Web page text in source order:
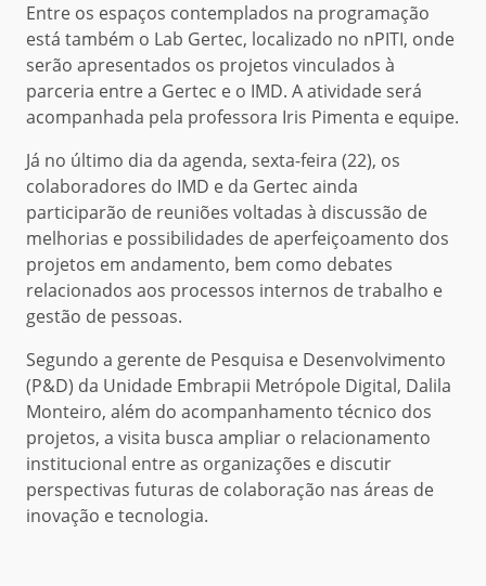
Entre os espaços contemplados na programação
está também o Lab Gertec, localizado no nPITI, onde
serão apresentados os projetos vinculados à
parceria entre a Gertec e o IMD. A atividade será
acompanhada pela professora Iris Pimenta e equipe.
Já no último dia da agenda, sexta-feira (22), os
colaboradores do IMD e da Gertec ainda
participarão de reuniões voltadas à discussão de
melhorias e possibilidades de aperfeiçoamento dos
projetos em andamento, bem como debates
relacionados aos processos internos de trabalho e
gestão de pessoas.
Segundo a gerente de Pesquisa e Desenvolvimento
(P&D) da Unidade Embrapii Metrópole Digital, Dalila
Monteiro, além do acompanhamento técnico dos
projetos, a visita busca ampliar o relacionamento
institucional entre as organizações e discutir
perspectivas futuras de colaboração nas áreas de
inovação e tecnologia.